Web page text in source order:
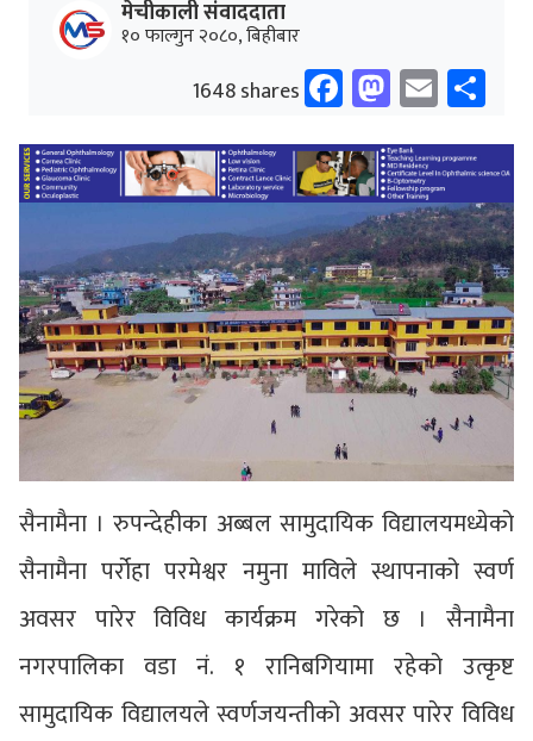
मेचीकाली संवाददाता
१० फाल्गुन २०८०, बिहीबार
1648 shares Facebook
Email
सैनामैना । रुपन्देहीका अब्बल सामुदायिक विद्यालयमध्येको
सैनामैना पर्रोहा परमेश्वर नमुना माविले स्थापनाको स्वर्ण
अवसर पारेर विविध कार्यक्रम गरेको छ । सैनामैना
नगरपालिका वडा नं. १ रानिबगियामा रहेको उत्कृष्ट
सामुदायिक विद्यालयले स्वर्णजयन्तीको अवसर पारेर विविध